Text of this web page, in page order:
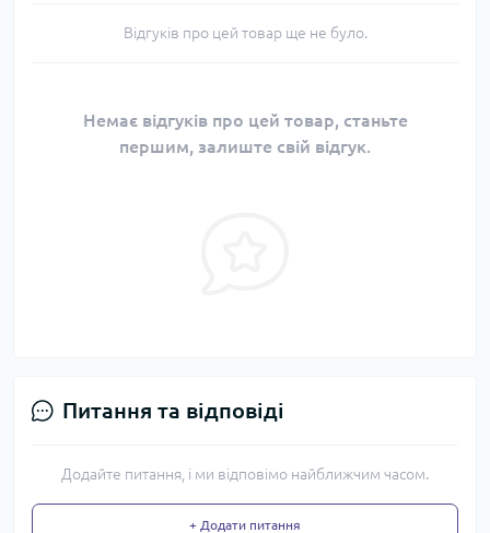
Відгуків про цей товар ще не було.
Немає відгуків про цей товар, станьте
першим, залиште свій відгук.
Питання та відповіді
Додайте питання, і ми відповімо найближчим часом.
+ Додати питання